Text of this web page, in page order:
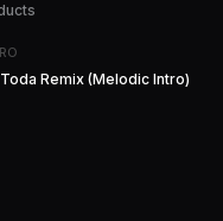
Remix (Melodic Intro)